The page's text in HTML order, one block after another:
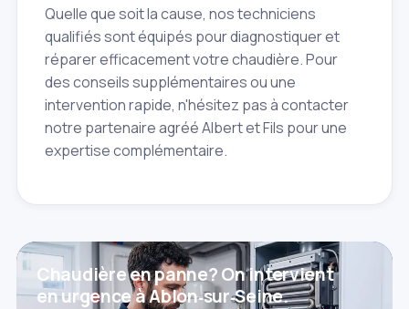
Quelle que soit la cause, nos techniciens
qualifiés sont équipés pour diagnostiquer et
réparer efficacement votre chaudière. Pour
des conseils supplémentaires ou une
intervention rapide, n'hésitez pas à contacter
notre partenaire agréé Albert et Fils pour une
expertise complémentaire.
Chaudière en panne? On intervient
en urgence à Ablon‑sur‑Seine.